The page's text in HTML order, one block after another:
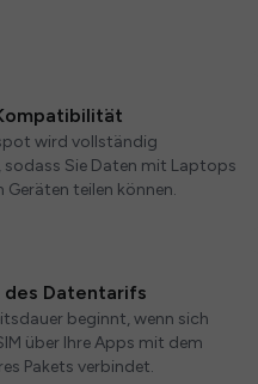
wird vollständig
Sie Daten mit Laptops
Geräten teilen können.
Datentarifs
beginnt, wenn sich
über Ihre Apps mit dem
Pakets verbindet.